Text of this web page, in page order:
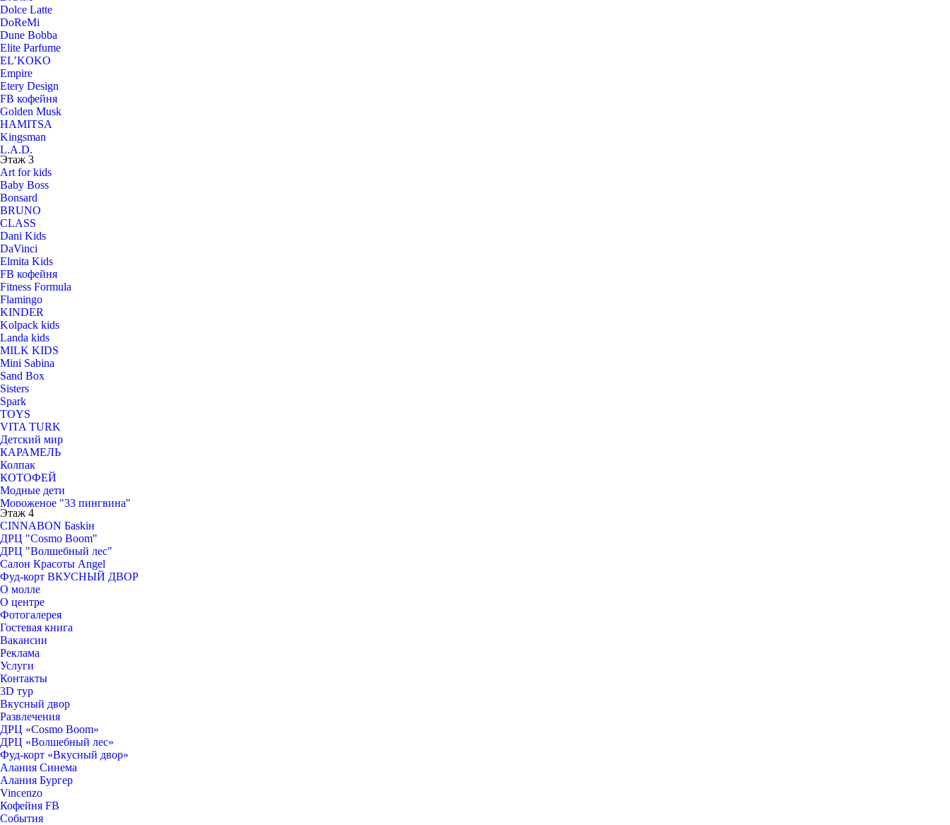
Промис
Пятерочка
РИВ ГОШ
СОВКОМБАНК
Столото
Феникс
ФИНИК
Dolce Latte
DoReMi
Dune Bobba
Elite Parfume
EL’KOKO
Empire
Etery Design
FB кофейня
Golden Musk
HAMITSA
Kingsman
L.A.D.
La Fatina
LERO
L_watch15
Miracle jewerle
N2
One
Parfum & cosmetics
Pedant
SERGE
Silvian Hech
Sportcenter/Sport Point
Stellina accessories
SVA beauty
The Mood
Tiffany Dolls
TOM TAILOR
V.I.P.A
Valensiy
Valensiy Man
Vov Beauty
Yankich shop
ZOLLA
Ателье
Дарья
Золотой ларец
МАКЕЙ
Монастырская лавка
ТВОЕ
УЛИЦА
Фабрика
Этаж 3
Art for kids
Baby Boss
Bonsard
BRUNO
CLASS
Dani Kids
DaVinci
Elmita Kids
FB кофейня
Fitness Formula
Flamingo
KINDER
Kolpack kids
Landa kids
MILK KIDS
Mini Sabina
Sand Box
Sisters
Spark
TOYS
VITA TURK
Детский мир
КАРАМЕЛЬ
Колпак
КОТОФЕЙ
Модные дети
Мороженое "33 пингвина"
Нереальная реальность
Солнышко
ЧИТАЙ-ГОРОД
Этаж 4
CINNABON Бaskiн
ДРЦ "Cosmo Boom"
ДРЦ "Волшебный лес"
Салон Красоты Angel
Фуд-корт ВКУСНЫЙ ДВОР
О молле
О центре
Фотогалерея
Гостевая книга
Вакансии
Реклама
Услуги
Контакты
3D тур
Вкусный двор
Развлечения
ДРЦ «Cosmo Boom»
ДРЦ «Волшебный лес»
Фуд-корт «Вкусный двор»
Алания Синема
Алания Бургер
Vincenzo
Кофейня FB
События